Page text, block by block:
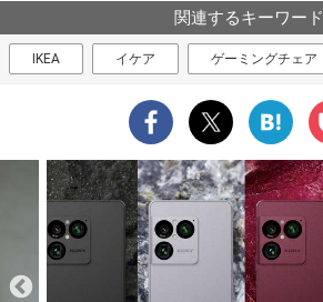
関連するキーワード
IKEA イケア ゲーミングチェア